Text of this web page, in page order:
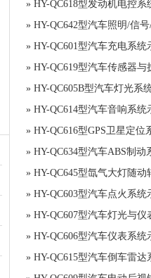
» HY-QC618型发动机电控
» HY-QC642型汽车照明/信
» HY-QC601型汽车充电系统
» HY-QC619型汽车传感器与
» HY-QC605B型汽车灯光系
» HY-QC614型汽车音响系统
» HY-QC616型GPS卫星定位
» HY-QC634型汽车ABS制动
» HY-QC645型氙气大灯随
» HY-QC603型汽车点火系
» HY-QC607型汽车灯光与仪
» HY-QC606型汽车仪表系统
» HY-QC615型汽车倒车雷达